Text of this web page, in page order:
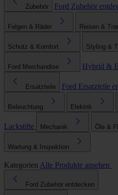
Zubehör Ford Zubehör
Felgen & Räder Reisen &
Schutz & Komfort Styling &
Ford Merchandise Hybrid &
Ersatzteile Ford Ersatzteile
Beleuchtung Elektrik
Lackstifte Mechanik Öle &
Wartung & Inspektion
Kategorien Alle Produkte ansehen
Ford Zubehör entdecken